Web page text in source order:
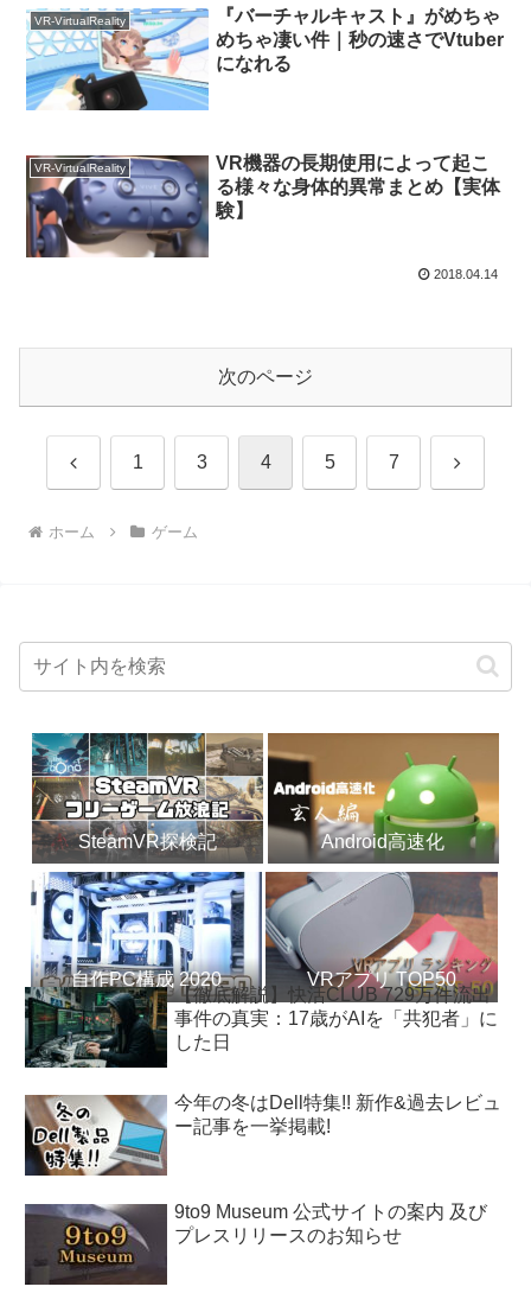
VR-VirtualReality
『バーチャルキャスト』がめちゃ
めちゃ凄い件｜秒の速さでVtuber
になれる
VR-VirtualReality
VR機器の長期使用によって起こ
る様々な身体的異常まとめ【実体
験】
2018.04.14
次のページ
前 1 3 4 5 7 次
ホーム ゲーム
SteamVR探検記 Android高速化
自作PC構成 2020 VRアプリ TOP50
【徹底解説】快活CLUB 729万件流出
事件の真実：17歳がAIを「共犯者」に
した日
今年の冬はDell特集!! 新作&過去レビュ
ー記事を一挙掲載!
9to9 Museum 公式サイトの案内 及び
プレスリリースのお知らせ